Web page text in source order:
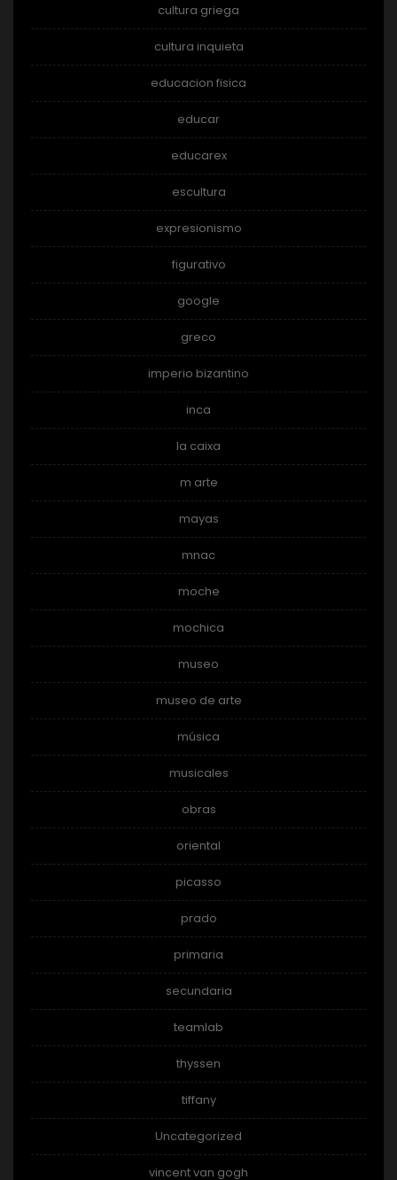
cultura griega
cultura inquieta
educacion fisica
educar
educarex
escultura
expresionismo
figurativo
google
greco
imperio bizantino
inca
la caixa
m arte
mayas
mnac
moche
mochica
museo
museo de arte
música
musicales
obras
oriental
picasso
prado
primaria
secundaria
teamlab
thyssen
tiffany
Uncategorized
vincent van gogh